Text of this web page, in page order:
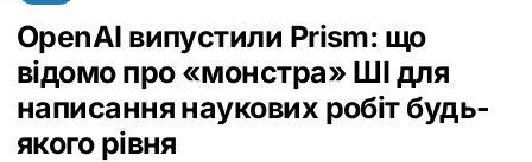
OpenAI випустили Prism: що
відомо про «монстра» ШІ для
написання наукових робіт будь-
якого рівня